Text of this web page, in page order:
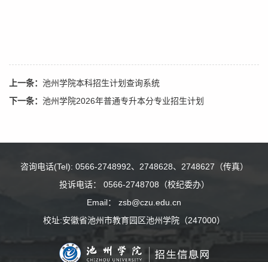
上一条： 池州学院本科招生计划查询系统
下一条： 池州学院2026年普通专升本分专业招生计划
咨询电话(Tel): 0566-2748992、2748628、2748627（传真）
投诉电话： 0566-2748708（校纪委办）
Email： zsb@czu.edu.cn
校址:安徽省池州市教育园区池州学院（247000）